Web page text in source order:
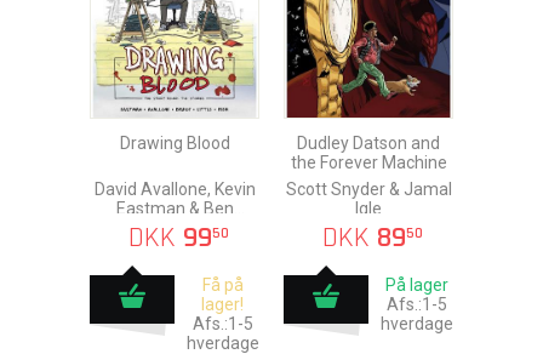
Drawing Blood
David Avallone, Kevin
Eastman & Ben
Bishop
DKK 9950
Få på
lager!
Afs.:1-5
hverdage
Dudley Datson and
the Forever Machine
Scott Snyder & Jamal
Igle
DKK 8950
På lager
Afs.:1-5
hverdage